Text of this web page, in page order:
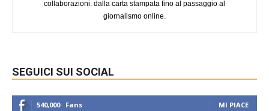
collaborazioni: dalla carta stampata fino al passaggio al
giornalismo online.
SEGUICI SUI SOCIAL
540,000 Fans MI PIACE